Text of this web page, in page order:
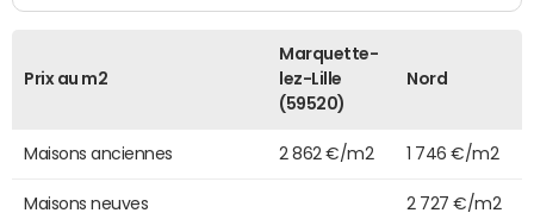
Prix au m2
Marquette-
lez-Lille
(59520)
Nord
Maisons anciennes 2 862 €/m2 1 746 €/m2
Maisons neuves 2 727 €/m2